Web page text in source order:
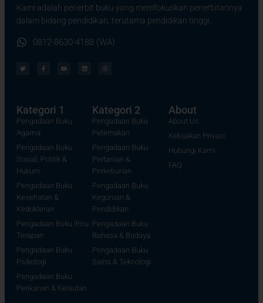
Kami adalah penerbit buku yang memfokuskan penerbitannya
dalam bidang pendidikan, terutama pendidikan tinggi.
0812-8630-4188 (WA)
Kategori 1
Pengadaan Buku
Agama
Pengadaan Buku
Sosial, Politik &
Hukum
Pengadaan Buku
Kesehatan &
Kedokteran
Pengadaan Buku Ilmu
Terapan
Pengadaan Buku
Psikologi
Pengadaan Buku
Perikanan & Kelautan
Kategori 2
Pengadaan Buku
Peternakan
Pengadaan Buku
Pertanian &
Perkebunan
Pengadaan Buku
Keguruan &
Pendidikan
Pengadaan Buku
Bahasa & Budaya
Pengadaan Buku
Sains & Teknologi
About
About Us
Kebijakan Privasi
Hubungi Kami
FAQ